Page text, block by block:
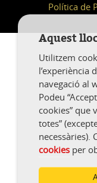
Política de
Aquest
Utilitzem
l’experiència
navegació al
Podeu
cookies” que
totes”
necessàries).
cookies per